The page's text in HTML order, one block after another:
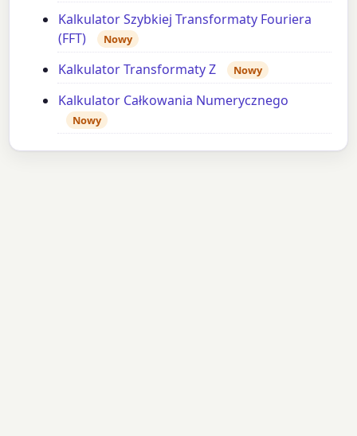
Kalkulator Szybkiej Transformaty Fouriera
(FFT)
Nowy
Kalkulator Transformaty Z Nowy
Kalkulator Całkowania Numerycznego
Nowy